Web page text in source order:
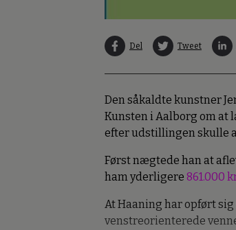
Del Tweet
Den såkaldte kunstner
Kunsten i Aalborg om at
efter udstillingen skulle
Først nægtede han at
ham yderligere 861.000
At Haaning har opført sig
venstreorienterede